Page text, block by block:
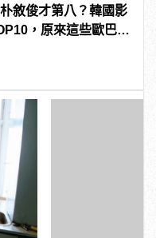
敘俊才第八？韓國影
，原來這些歐巴這